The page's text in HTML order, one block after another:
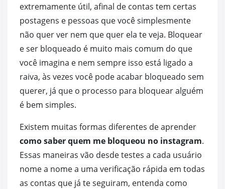
extremamente útil, afinal de contas tem certas
postagens e pessoas que você simplesmente
não quer ver nem que quer ela te veja. Bloquear
e ser bloqueado é muito mais comum do que
você imagina e nem sempre isso está ligado a
raiva, às vezes você pode acabar bloqueado sem
querer, já que o processo para bloquear alguém
é bem simples.
Existem muitas formas diferentes de aprender
como saber quem me bloqueou no instagram.
Essas maneiras vão desde testes a cada usuário
nome a nome a uma verificação rápida em todas
as contas que já te seguiram, entenda como